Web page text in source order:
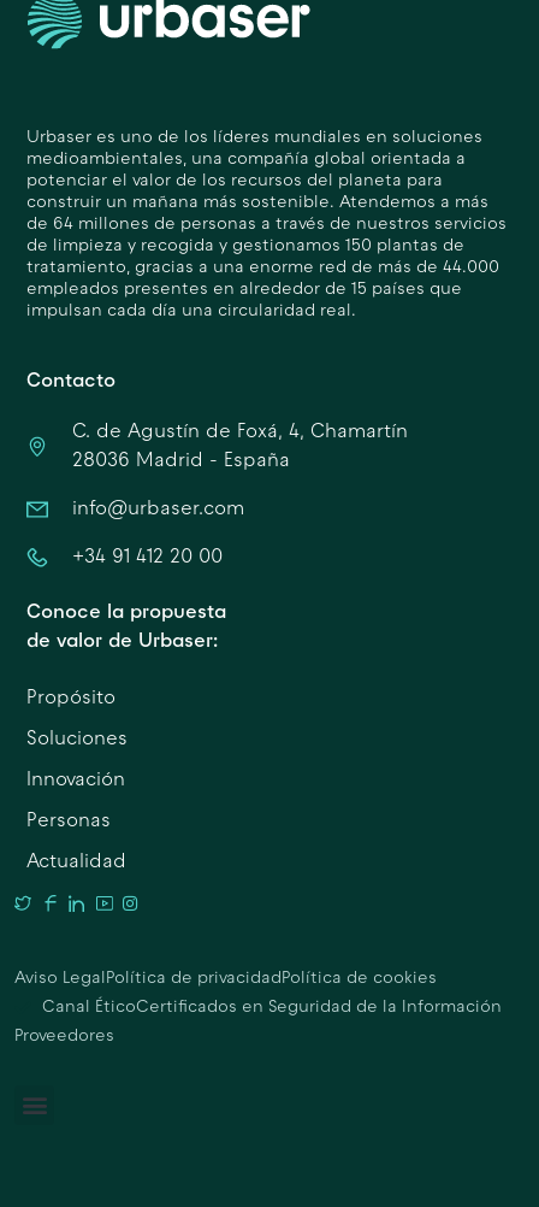
Urbaser es uno de los líderes mundiales en soluciones
medioambientales, una compañía global orientada a
potenciar el valor de los recursos del planeta para
construir un mañana más sostenible. Atendemos a más
de 64 millones de personas a través de nuestros servicios
de limpieza y recogida y gestionamos 150 plantas de
tratamiento, gracias a una enorme red de más de 44.000
empleados presentes en alrededor de 15 países que
impulsan cada día una circularidad real.
Contacto
C. de Agustín de Foxá, 4, Chamartín
28036 Madrid - España
info@urbaser.com
+34 91 412 20 00
Conoce la propuesta
de valor de Urbaser:
Propósito
Soluciones
Innovación
Personas
Actualidad
Aviso Legal Política de privacidad Política de cookies
Canal ÉticoCertificados en Seguridad de la Información
Proveedores